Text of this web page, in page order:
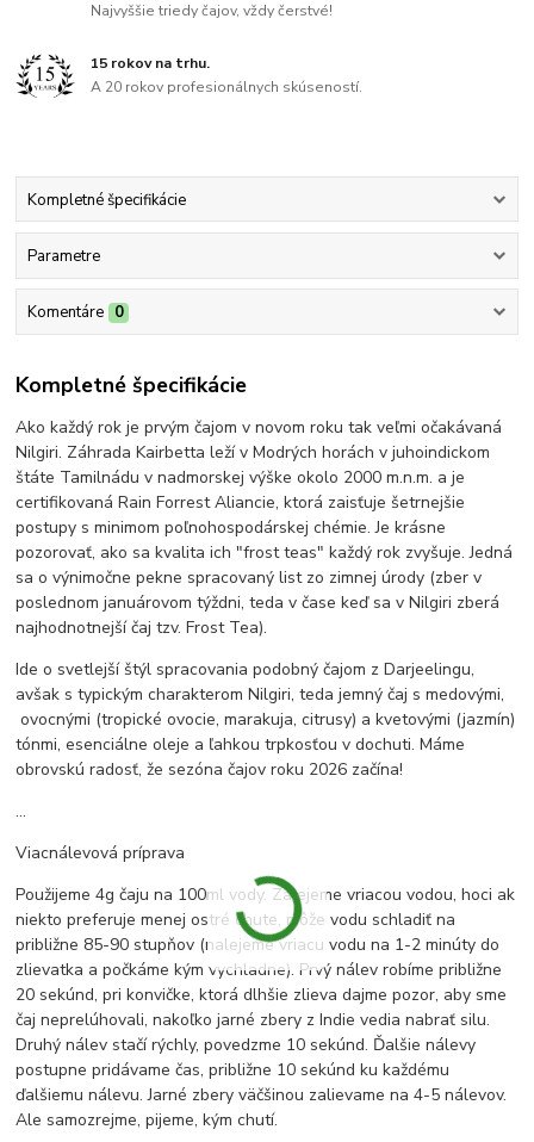
Najvyššie triedy čajov, vždy čerstvé!
15 rokov na trhu.
A 20 rokov profesionálnych skúseností.
Kompletné špecifikácie
Parametre
Komentáre 0
Kompletné špecifikácie
Ako každý rok je prvým čajom v novom roku tak veľmi očakávaná
Nilgiri. Záhrada Kairbetta leží v Modrých horách v juhoindickom
štáte Tamilnádu v nadmorskej výške okolo 2000 m.n.m. a je
certifikovaná Rain Forrest Aliancie, ktorá zaisťuje šetrnejšie
postupy s minimom poľnohospodárskej chémie. Je krásne
pozorovať, ako sa kvalita ich "frost teas" každý rok zvyšuje. Jedná
sa o výnimočne pekne spracovaný list zo zimnej úrody (zber v
poslednom januárovom týždni, teda v čase keď sa v Nilgiri zberá
najhodnotnejší čaj tzv. Frost Tea).
Ide o svetlejší štýl spracovania podobný čajom z Darjeelingu,
avšak s typickým charakterom Nilgiri, teda jemný čaj s medovými,
ovocnými (tropické ovocie, marakuja, citrusy) a kvetovými (jazmín)
tónmi, esenciálne oleje a ľahkou trpkosťou v dochuti. Máme
obrovskú radosť, že sezóna čajov roku 2026 začína!
...
Viacnálevová príprava
Použijeme 4g čaju na 100ml vody. Zalejeme vriacou vodou, hoci ak
niekto preferuje menej ostré chute, môže vodu schladiť na
približne 85-90 stupňov (nalejeme vriacu vodu na 1-2 minúty do
zlievatka a počkáme kým vychladne). Prvý nálev robíme približne
20 sekúnd, pri konvičke, ktorá dlhšie zlieva dajme pozor, aby sme
čaj neprelúhovali, nakoľko jarné zbery z Indie vedia nabrať silu.
Druhý nálev stačí rýchly, povedzme 10 sekúnd. Ďalšie nálevy
postupne pridávame čas, približne 10 sekúnd ku každému
ďalšiemu nálevu. Jarné zbery väčšinou zalievame na 4-5 nálevov.
Ale samozrejme, pijeme, kým chutí.